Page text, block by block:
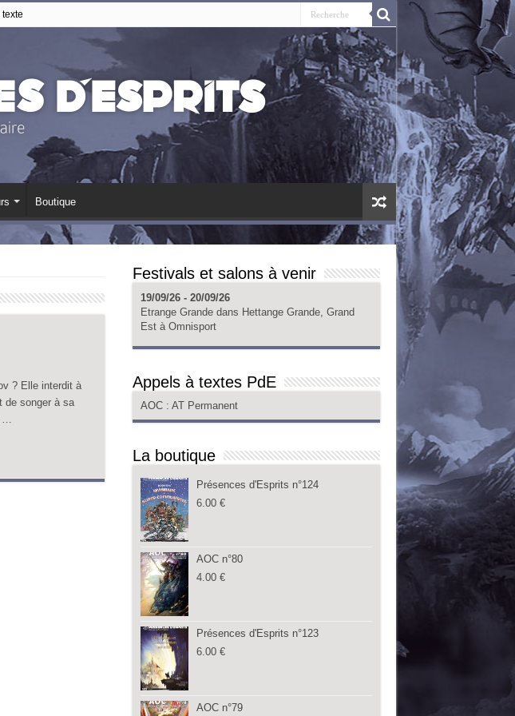
Boutique
? Elle interdit à
de songer à sa
…
Festivals et salons à venir
19/09/26 - 20/09/26
Etrange Grande dans Hettange Grande, Grand
Est à Omnisport
Appels à textes PdE
AOC : AT Permanent
La boutique
Présences d'Esprits n°124
6.00 €
AOC n°80
4.00 €
Présences d'Esprits n°123
6.00 €
AOC n°79